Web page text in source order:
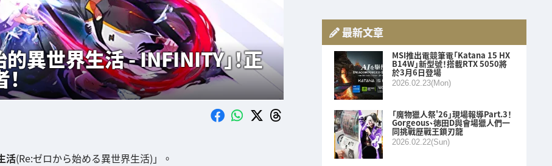
異世界生活 - INFINITY」！正
活(Re:ゼロから始める異世界生活)」。
最新文章
MSI推出電競筆電「Katana 15 HX
B14W」新型號！搭載RTX 5050將
於3月6日登場
2026.02.23(Mon)
「魔物獵人祭'26」現場報導Part.3！
Gorgeous、徳田D與會場獵人們一
同挑戰歷戰王鎖刃龍
2026.02.22(Sun)